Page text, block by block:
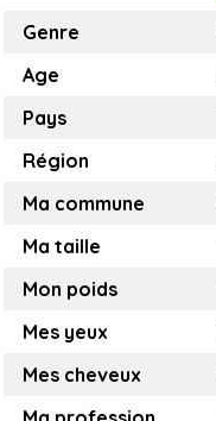
Genre
Age
Pays
Région
Ma commune
Ma taille
Mon poids
Mes yeux
Mes cheveux